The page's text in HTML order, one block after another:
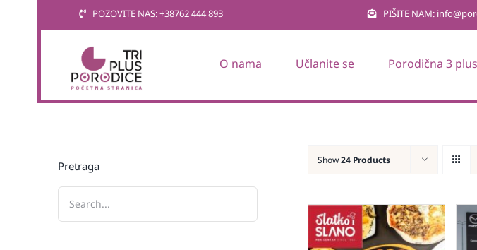
POZOVITE NAS: +38762 444 893 PIŠITE NAM:
O nama Učlanite se Porodična 3
Show24 Products
Pretraga